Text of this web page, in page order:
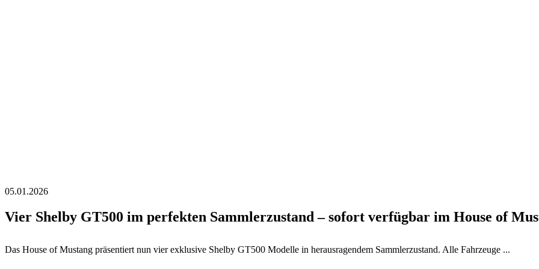
05.01.2026
Vier Shelby GT500 im perfekten Sammlerzustand – sofort verfügbar im House of
Das House of Mustang präsentiert nun vier exklusive Shelby GT500 Modelle in herausragendem Sammlerzustand. Alle Fahrzeuge ...